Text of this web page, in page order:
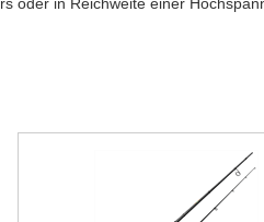
oder in Reichweite einer